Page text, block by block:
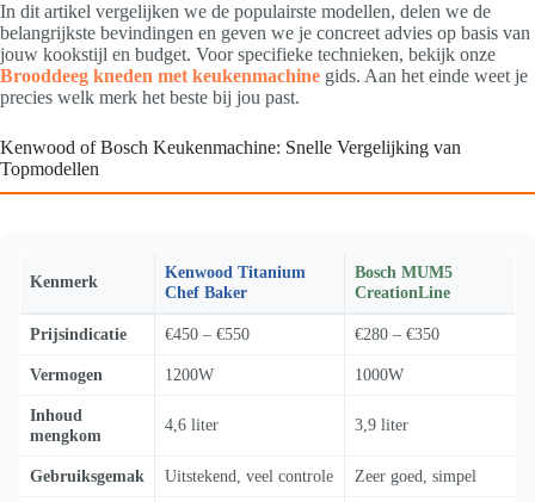
In dit artikel vergelijken we de populairste modellen, delen we de
belangrijkste bevindingen en geven we je concreet advies op basis van
jouw kookstijl en budget. Voor specifieke technieken, bekijk onze
Brooddeeg kneden met keukenmachine gids. Aan het einde weet je
precies welk merk het beste bij jou past.
Kenwood of Bosch Keukenmachine: Snelle Vergelijking van
Topmodellen
Kenmerk
Kenwood Titanium
Chef Baker
Bosch MUM5
CreationLine
Prijsindicatie €450 – €550 €280 – €350
Vermogen 1200W 1000W
Inhoud
mengkom
4,6 liter 3,9 liter
Gebruiksgemak Uitstekend, veel controle Zeer goed, simpel